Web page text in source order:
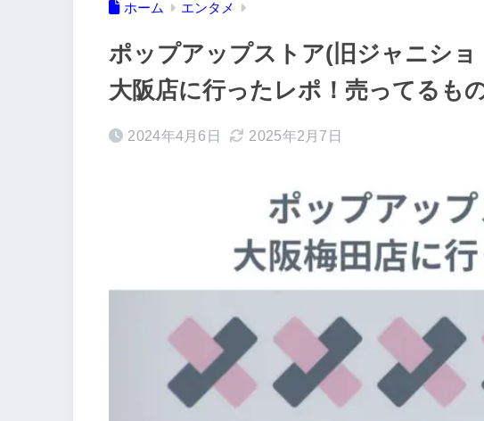
ホーム エンタメ
ポップアップストア(旧ジャニシ
大阪店に行ったレポ！売ってるも
2024年4月6日 2025年2月7日